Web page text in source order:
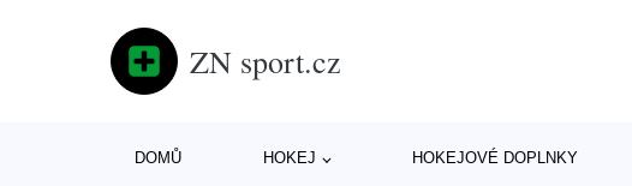
ZN sport.cz
DOMŮ HOKEJ HOKEJOVÉ DOPLNKY